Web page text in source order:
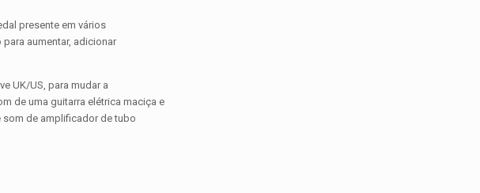
presente em vários
aumentar, adicionar
UK/US, para mudar a
de uma guitarra elétrica maciça e
som de amplificador de tubo